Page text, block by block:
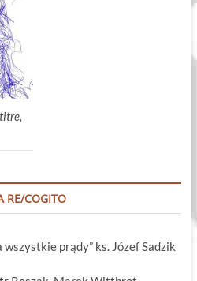
RE/COGITO
prądy” ks. Józef Sadzik